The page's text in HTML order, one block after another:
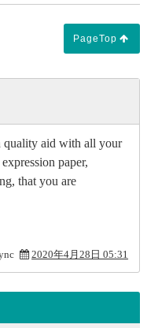
PageTop
quality aid with all your
paper,
that you are
2020年4月28日 05:31